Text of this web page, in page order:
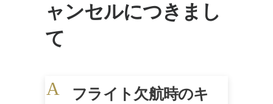
ャンセルにつきまし
て
A
フライト欠航時のキ